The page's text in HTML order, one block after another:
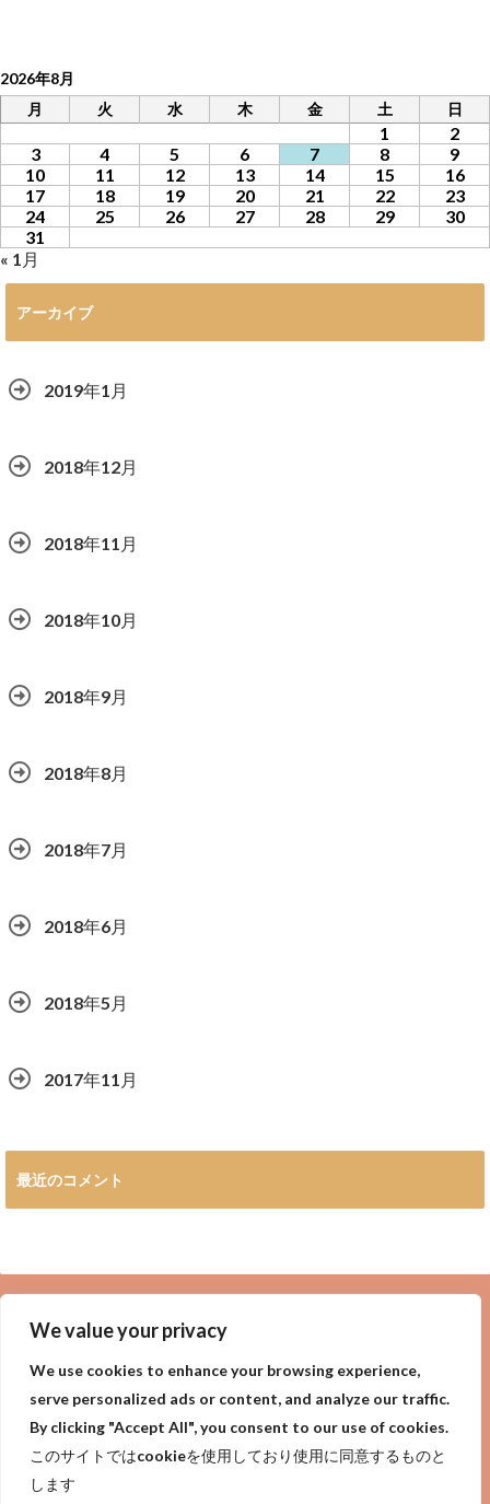
We value your privacy
We use cookies to enhance your browsing experience,
serve personalized ads or content, and analyze our traffic.
By clicking "Accept All", you consent to our use of cookies.
このサイトではcookieを使用しており使用に同意するものと
します
2026年8月
月
火 水 木 金 土 日
1
2
3
4 5 6 7 8
9
10
11 12 13 14 15
16
17
18 19 20 21 22
23
24
25 26 27 28 29
30
31
« 1月
アーカイブ
2019年1月
2018年12月
2018年11月
2018年10月
2018年9月
2018年8月
2018年7月
2018年6月
2018年5月
2017年11月
最近のコメント
privacy policy Purpose of site サイトの目的
プライバシーポリシー